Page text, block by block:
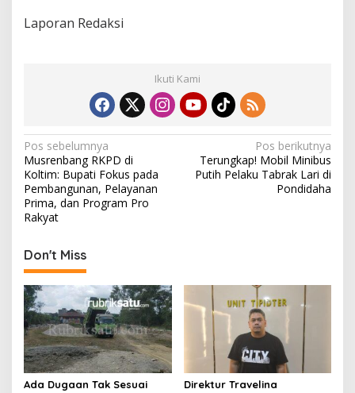
Laporan Redaksi
Ikuti Kami
N
a
v
i
a
s
i
p
o
s
Pos sebelumnya
Musrenbang RKPD di
Koltim: Bupati Fokus pada
Pembangunan, Pelayanan
Prima, dan Program Pro
Rakyat
Pos berikutnya
Terungkap! Mobil Minibus
Putih Pelaku Tabrak Lari di
Pondidaha
Don't Miss
Ada Dugaan Tak Sesuai
Direktur Travelina